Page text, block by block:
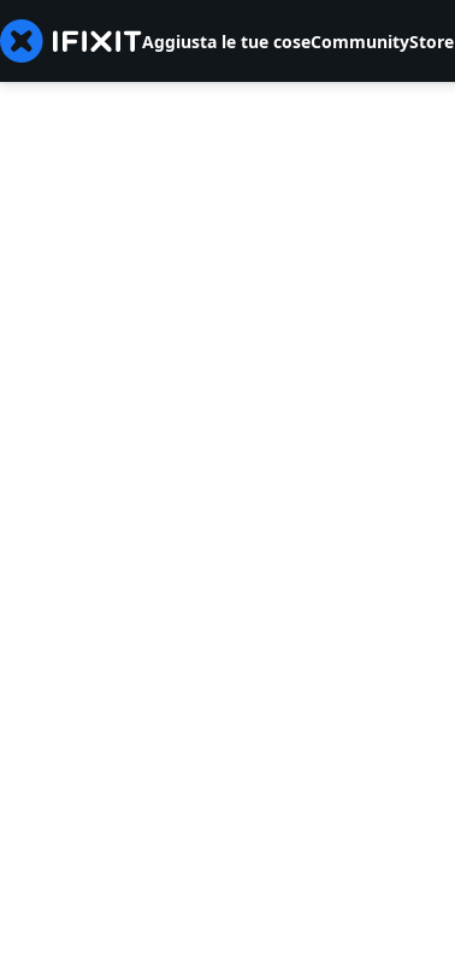
Aggiusta le tue coseCommunityStore